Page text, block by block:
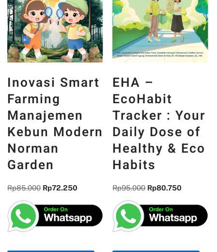
Inovasi Smart
Farming
Manajemen
Kebun Modern
Norman
Garden
Rp85.000 Rp72.250
EHA –
EcoHabit
Tracker : Your
Daily Dose of
Healthy & Eco
Habits
Rp95.000 Rp80.750